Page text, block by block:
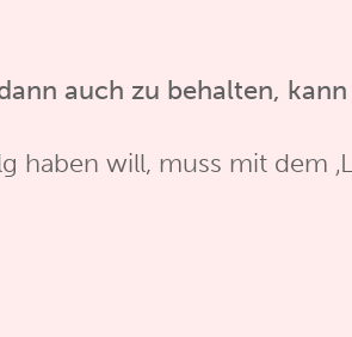
auch zu behalten,
will, muss mit dem